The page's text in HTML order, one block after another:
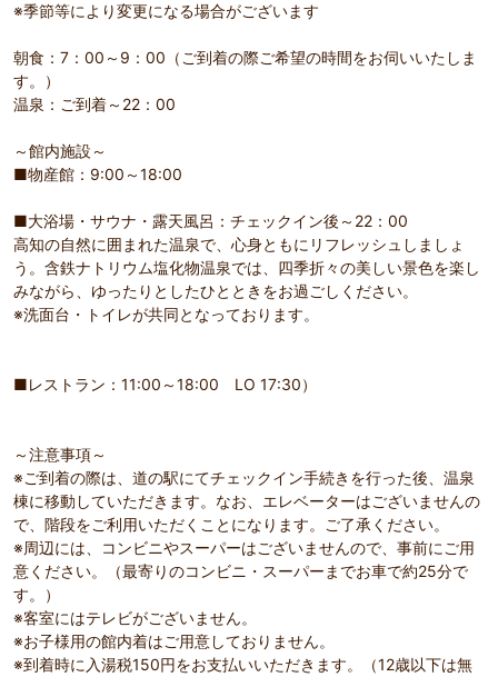
※季節等により変更になる場合がございます
朝食：7：00～9：00（ご到着の際ご希望の時間をお伺いいたしま
す。）
温泉：ご到着～22：00
～館内施設～
■物産館：9:00～18:00
■大浴場・サウナ・露天風呂：チェックイン後～22：00
高知の自然に囲まれた温泉で、心身ともにリフレッシュしましょ
う。含鉄ナトリウム塩化物温泉では、四季折々の美しい景色を楽し
みながら、ゆったりとしたひとときをお過ごしください。
※洗面台・トイレが共同となっております。
■レストラン：11:00～18:00 LO 17:30）
～注意事項～
※ご到着の際は、道の駅にてチェックイン手続きを行った後、温泉
棟に移動していただきます。なお、エレベーターはございませんの
で、階段をご利用いただくことになります。ご了承ください。
※周辺には、コンビニやスーパーはございませんので、事前にご用
意ください。（最寄りのコンビニ・スーパーまでお車で約25分で
す。）
※客室にはテレビがございません。
※お子様用の館内着はご用意しておりません。
※到着時に入湯税150円をお支払いいただきます。（12歳以下は無